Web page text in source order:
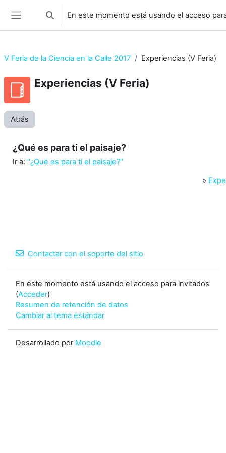
Salta al contenido principal
Panel lateral
Selector de búsqueda de entrada
En este momento está usando el acceso
V Feria de la Ciencia en la Calle 2017 Experiencias (V Feria)
Experiencias (V Feria)
Atrás
¿Qué es para ti el paisaje?
Ir a: "¿Qué es para ti el paisaje?"
»
Contactar con el soporte del sitio
En este momento está usando el acceso para invitados
(Acceder)
Resumen de retención de datos
Cambiar al tema estándar
Desarrollado por Moodle